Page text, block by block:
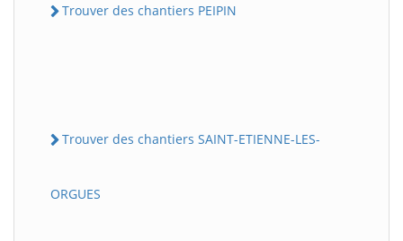
Trouver des chantiers PEIPIN
Trouver des chantiers SAINT-ETIENNE-LES-
ORGUES